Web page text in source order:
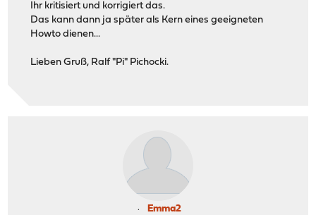
Ihr kritisiert und korrigiert das.
Das kann dann ja später als Kern eines geeigneten
Howto dienen...
Lieben Gruß, Ralf "Pi" Pichocki.
Emma2